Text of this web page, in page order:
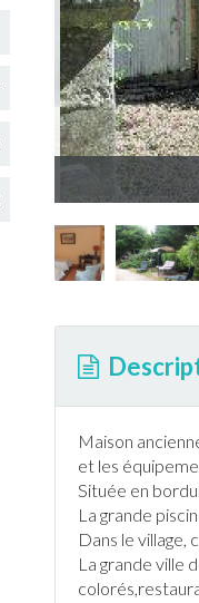
Maison
et les
Située en
La grande
Dans le village,
La grande ville